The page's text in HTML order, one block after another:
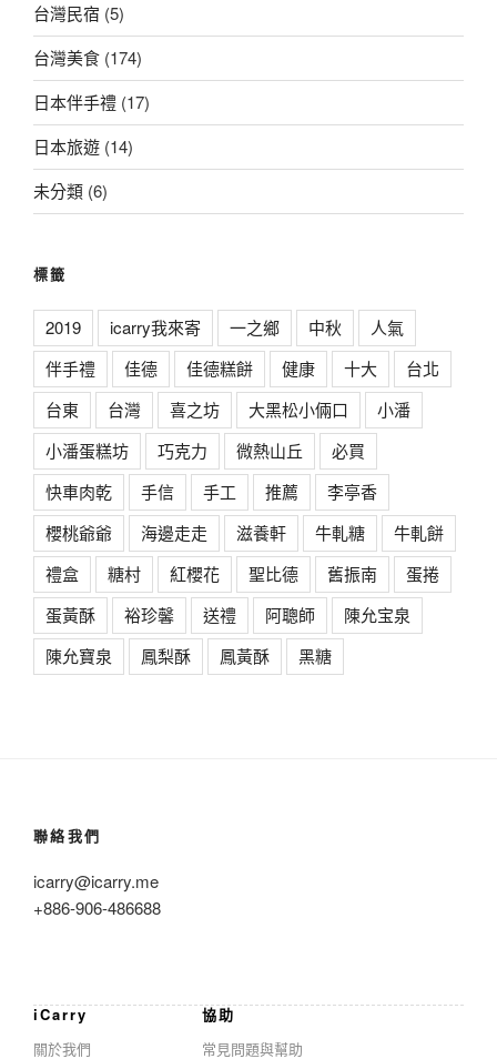
台灣民宿 (5)
台灣美食 (174)
日本伴手禮 (17)
日本旅遊 (14)
未分類 (6)
標籤
2019 icarry我來寄 一之鄉 中秋
人氣
伴手禮
佳德 佳德糕餅 健康 十大
台北
台東
台灣 喜之坊 大黑松小倆口
小潘
小潘蛋糕坊
巧克力 微熱山丘
必買
快車肉乾
手信 手工 推薦
李亭香
櫻桃爺爺
海邊走走 滋養軒 牛軋糖
牛軋餅
禮盒
糖村 紅櫻花 聖比德 舊振南
蛋捲
蛋黃酥
裕珍馨 送禮 阿聰師
陳允宝泉
陳允寶泉
鳳梨酥 鳳黃酥 黑糖
聯絡我們
icarry@icarry.me
+886-906-486688
iCarry
關於我們
協助
常見問題與幫助